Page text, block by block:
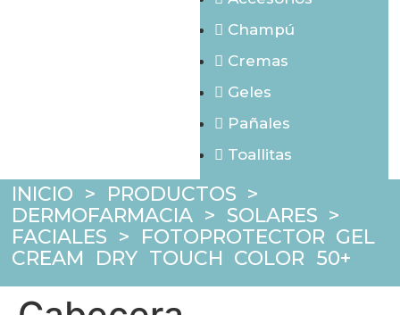
Champú
Cremas
Geles
Pañales
Toallitas
INICIO > PRODUCTOS >
DERMOFARMACIA > SOLARES >
FACIALES > FOTOPROTECTOR GEL
CREAM DRY TOUCH COLOR 50+